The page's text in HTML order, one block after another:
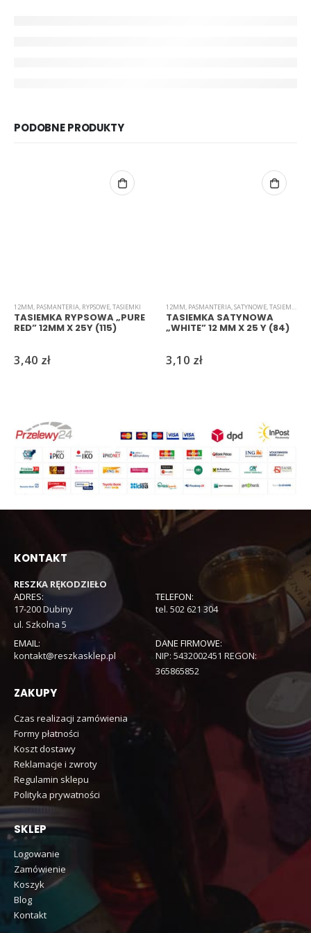
PODOBNE PRODUKTY
12MM, PASMANTERIA, RYPSOWE,TASIEMKI
TASIEMKA RYPSOWA „PURE
RED” 12MM X 25Y (115)
3,40 zł
12MM, PASMANTERIA,SATYNOWE,TASIEMKI
TASIEMKA SATYNOWA
„WHITE” 12 MM X 25 Y (84)
3,10 zł
KONTAKT
RESZKA RĘKODZIEŁO
ADRES:
17-200 Dubiny
ul. Szkolna 5
TELEFON:
tel. 502 621 304
EMAIL:
kontakt@reszkasklep.pl
DANE FIRMOWE:
NIP: 5432002451 REGON:
365865852
ZAKUPY
Czas realizacji zamówienia
Formy płatności
Koszt dostawy
Reklamacje i zwroty
Regulamin sklepu
Polityka prywatności
SKLEP
Logowanie
Zamówienie
Koszyk
Blog
Kontakt